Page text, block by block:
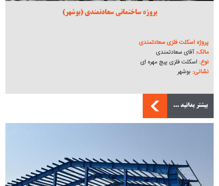
پروژه ساختمانی سعادتمندی (بوشهر)
پروژه اسکلت فلزی سعادتمندی
مالک: آقای سعادتمندی
نوع: اسکلت فلزی پیچ مهره ای
نشانی: بوشهر
بیشتر بدانید ...